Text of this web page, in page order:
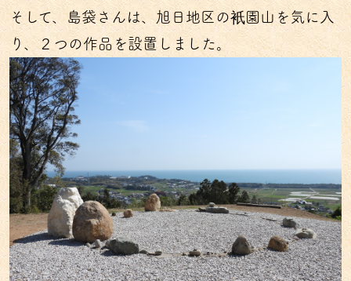
そして、島袋さんは、旭日地区の衹園山を気に入
り、２つの作品を設置しました。